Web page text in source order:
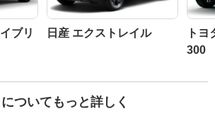
ブリ
日産 エクストレイル
ト
300
ついてもっと詳しく